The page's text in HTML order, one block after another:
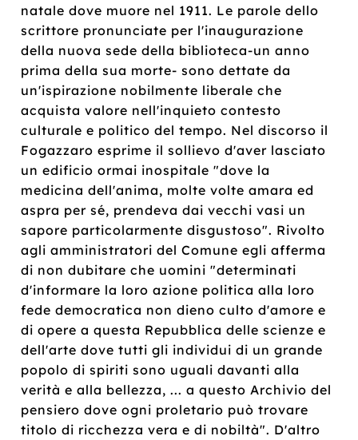
natale dove muore nel 1911. Le parole dello
scrittore pronunciate per l'inaugurazione
della nuova sede della biblioteca-un anno
prima della sua morte- sono dettate da
un'ispirazione nobilmente liberale che
acquista valore nell'inquieto contesto
culturale e politico del tempo. Nel discorso il
Fogazzaro esprime il sollievo d'aver lasciato
un edificio ormai inospitale "dove la
medicina dell'anima, molte volte amara ed
aspra per sé, prendeva dai vecchi vasi un
sapore particolarmente disgustoso". Rivolto
agli amministratori del Comune egli afferma
di non dubitare che uomini "determinati
d'informare la loro azione politica alla loro
fede democratica non dieno culto d'amore e
di opere a questa Repubblica delle scienze e
dell'arte dove tutti gli individui di un grande
popolo di spiriti sono uguali davanti alla
verità e alla bellezza, ... a questo Archivio del
pensiero dove ogni proletario può trovare
titolo di ricchezza vera e di nobiltà". D'altro